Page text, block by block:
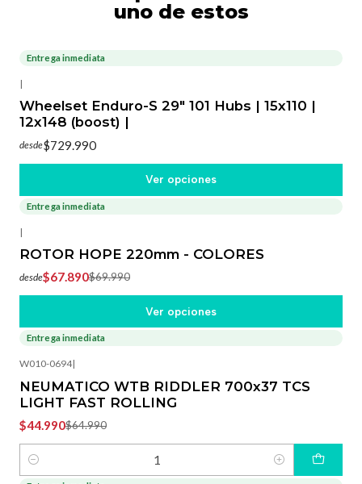
uno de estos
Entrega inmediata
|
Wheelset Enduro-S 29" 101 Hubs | 15x110 |
12x148 (boost) |
desde$729.990
Ver opciones
-3%OFF
Entrega inmediata
|
ROTOR HOPE 220mm - COLORES
desde$67.890$69.990
Ver opciones
Entrega inmediata
W010-0694|
NEUMATICO WTB RIDDLER 700x37 TCS
LIGHT FAST ROLLING
$44.990$64.990
Cantidad